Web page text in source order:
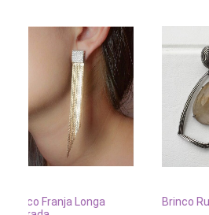
ADICIONAR AO CARRINHO
Brinco Rutilo